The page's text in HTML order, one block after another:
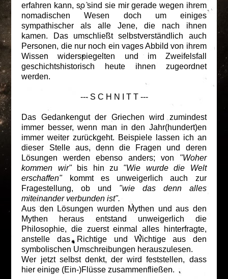
erfahren kann, so sind sie mir gerade wegen ihrem
nomadischen Wesen doch um einiges
sympathischer als alle Jene, die nach ihnen
kamen. Das umschließt selbstverständlich auch
Personen, die nur noch ein vages Abbild von ihrem
Wissen widerspiegelten und im Zweifelsfall
geschichtshistorisch heute ihnen zugeordnet
werden.
--- S C H N I T T ---
Das Gedankengut der Griechen wird zumindest
immer besser, wenn man in den Jahr(hundert)en
immer weiter zurückgeht. Beispiele lassen ich an
dieser Stelle aus, denn die Fragen und deren
Lösungen werden ebenso anders; von "Woher
kommen wir"bis hin zu "Wie wurde die Welt
erschaffen"kommt es unweigerlich auch zur
Fragestellung, ob und "wie das denn alles
miteinander verbunden ist".
Aus den Lösungen wurden Mythen und aus den
Mythen heraus entstand unweigerlich die
Philosophie, die zuerst einmal alles hinterfragte,
anstelle das Richtige und Wichtige aus den
symbolischen Umschreibungen herauszulesen.
Wer jetzt selbst denkt, der wird feststellen, dass
hier einige (Ein-)Flüsse zusammenfließen.